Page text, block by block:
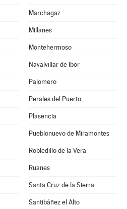
Marchagaz
Millanes
Montehermoso
Navalvillar de Ibor
Palomero
Perales del Puerto
Plasencia
Pueblonuevo de Miramontes
Robledillo de la Vera
Ruanes
Santa Cruz de la Sierra
Santibáñez el Alto